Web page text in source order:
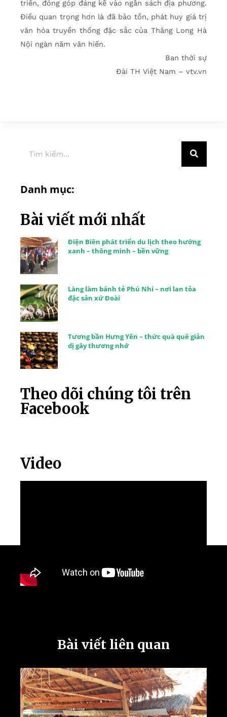
triển, đóng góp đáng kể vào ngân sách địa phương.
Điều quan trọng hơn là đã bảo tồn, phát huy giá trị
văn hóa truyền thống đặc sắc của Thăng Long Hà
Nội ngàn năm văn hiến.
Ban thời sự
Đài TH Việt Nam – vtv.vn
Danh mục:
Bài viết mới nhất
Điện Biên phát triển du lịch theo hướng
xanh – thông minh – bền vững
Làng làm bánh tẻ Phú Nhi – nơi lan tỏa
đặc sản xứ Đoài
Tương bần Hưng Yên – thức quà quê giản
dị gây thương nhớ
Theo dõi chúng tôi trên
Facebook
Video
Bài viết liên quan